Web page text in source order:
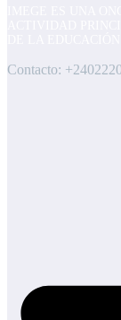
Contacto: